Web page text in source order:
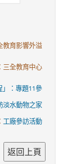
教育影響外溢
三全教育中心
」：專題11參
淡水動物之家
工廠參訪活動